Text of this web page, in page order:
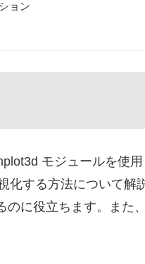
ョン
モジュールを使
化する方法について
のに役立ちます。また